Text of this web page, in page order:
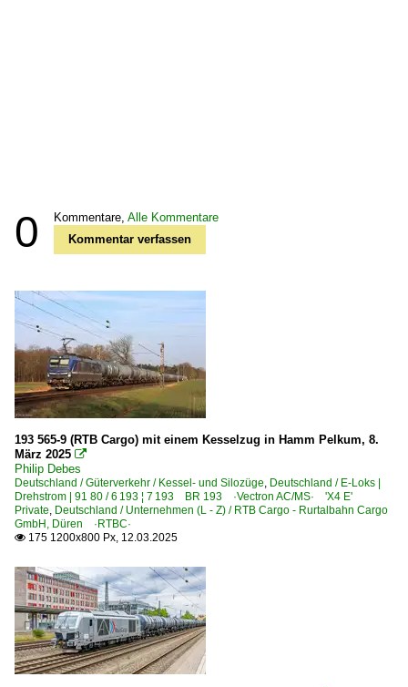
0 Kommentare, Alle Kommentare
Kommentar verfassen
193 565-9 (RTB Cargo) mit einem Kesselzug in Hamm Pelkum, 8.
März 2025 
Philip Debes
Deutschland / Güterverkehr / Kessel- und Silozüge, Deutschland / E-Loks |
Drehstrom | 91 80 / 6 193 ¦ 7 193 BR 193 ·Vectron AC/MS· 'X4 E'
Private, Deutschland / Unternehmen (L - Z) / RTB Cargo - Rurtalbahn Cargo
GmbH, Düren ·RTBC·
 175 1200x800 Px, 12.03.2025